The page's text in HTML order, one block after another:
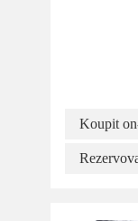
Koupit